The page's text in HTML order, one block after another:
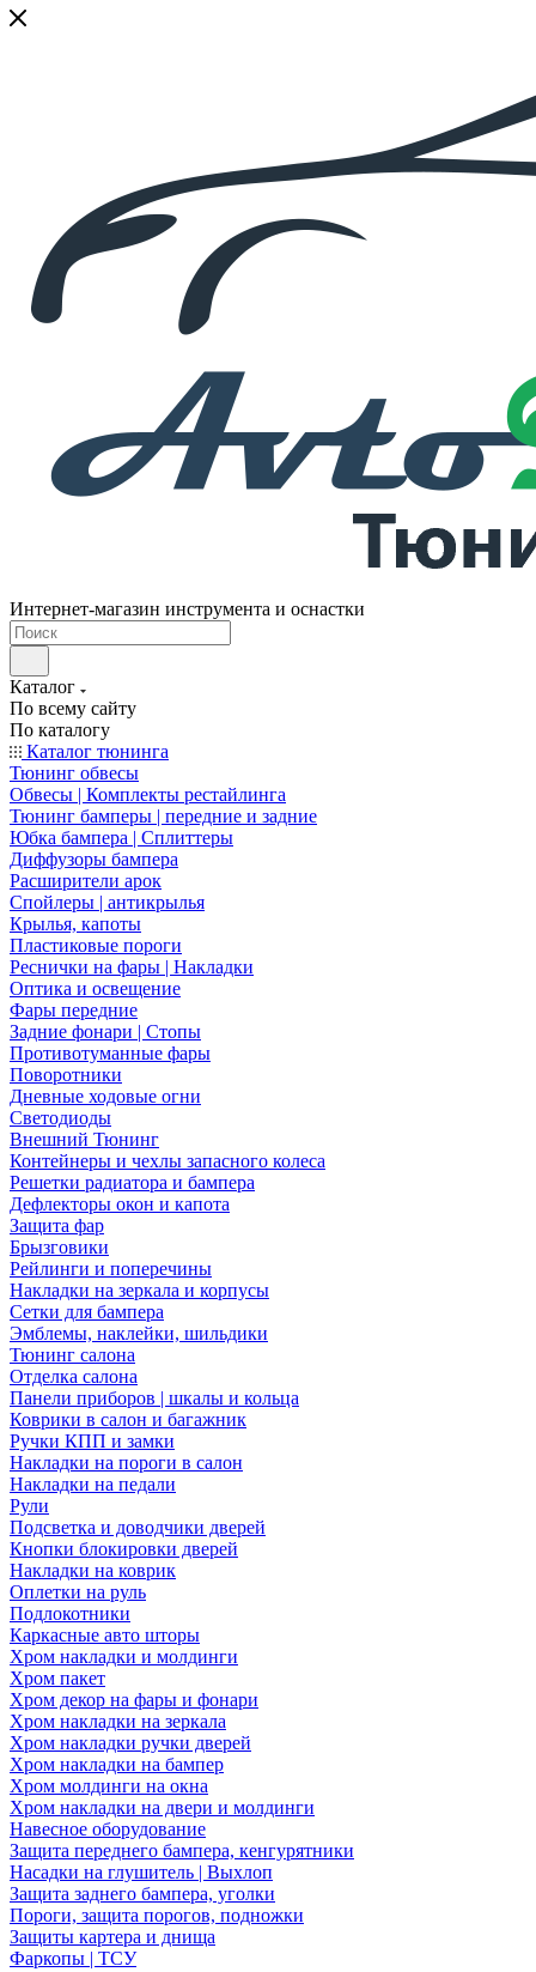
Интернет-магазин инструмента и оснастки
Каталог
По всему сайту
По каталогу
Каталог тюнинга
Тюнинг обвесы
Обвесы | Комплекты рестайлинга
Тюнинг бамперы | передние и задние
Юбка бампера | Сплиттеры
Диффузоры бампера
Расширители арок
Спойлеры | антикрылья
Крылья, капоты
Пластиковые пороги
Реснички на фары | Накладки
Оптика и освещение
Фары передние
Задние фонари | Стопы
Противотуманные фары
Поворотники
Дневные ходовые огни
Светодиоды
Внешний Тюнинг
Контейнеры и чехлы запасного колеса
Решетки радиатора и бампера
Дефлекторы окон и капота
Защита фар
Брызговики
Рейлинги и поперечины
Накладки на зеркала и корпусы
Сетки для бампера
Эмблемы, наклейки, шильдики
Тюнинг салона
Отделка салона
Панели приборов | шкалы и кольца
Коврики в салон и багажник
Ручки КПП и замки
Накладки на пороги в салон
Накладки на педали
Рули
Подсветка и доводчики дверей
Кнопки блокировки дверей
Накладки на коврик
Оплетки на руль
Подлокотники
Каркасные авто шторы
Хром накладки и молдинги
Хром пакет
Хром декор на фары и фонари
Хром накладки на зеркала
Хром накладки ручки дверей
Хром накладки на бампер
Хром молдинги на окна
Хром накладки на двери и молдинги
Навесное оборудование
Защита переднего бампера, кенгурятники
Насадки на глушитель | Выхлоп
Защита заднего бампера, уголки
Пороги, защита порогов, подножки
Защиты картера и днища
Фаркопы | ТСУ